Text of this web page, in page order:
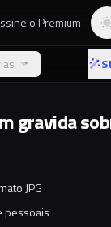
o Premium
gravida
JPG
pessoais